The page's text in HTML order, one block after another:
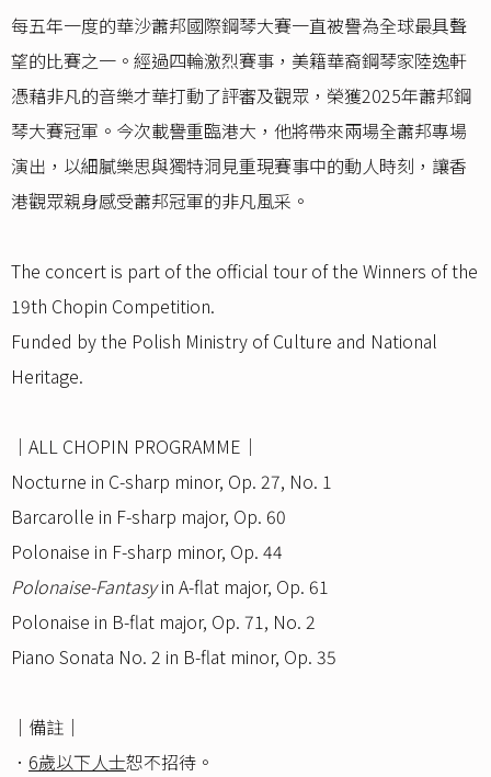
每五年一度的華沙蕭邦國際鋼琴大賽一直被譽為全球最具聲
望的比賽之一。經過四輪激烈賽事，美籍華裔鋼琴家陸逸軒
憑藉非凡的音樂才華打動了評審及觀眾，榮獲2025年蕭邦鋼
琴大賽冠軍。今次載譽重臨港大，他將帶來兩場全蕭邦專場
演出，以細膩樂思與獨特洞見重現賽事中的動人時刻，讓香
港觀眾親身感受蕭邦冠軍的非凡風采。
The concert is part of the official tour of the Winners of the
19th Chopin Competition.
Funded by the Polish Ministry of Culture and National
Heritage.
｜ALL CHOPIN PROGRAMME｜
Nocturne in C-sharp minor, Op. 27, No. 1
Barcarolle in F-sharp major, Op. 60
Polonaise in F-sharp minor, Op. 44
Polonaise-Fantasyin A-flat major, Op. 61
Polonaise in B-flat major, Op. 71, No. 2
Piano Sonata No. 2 in B-flat minor, Op. 35
｜備註｜
． 6歲以下人士恕不招待。